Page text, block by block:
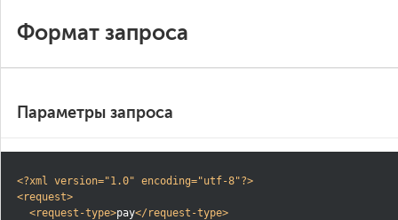
Формат запроса
Параметры запроса
<?xml version="1.0" encoding="utf-8"?>
<request>
<request-type>pay</request-type>